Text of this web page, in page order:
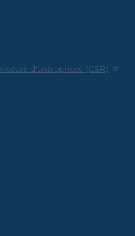
d'entreprises (CSR)